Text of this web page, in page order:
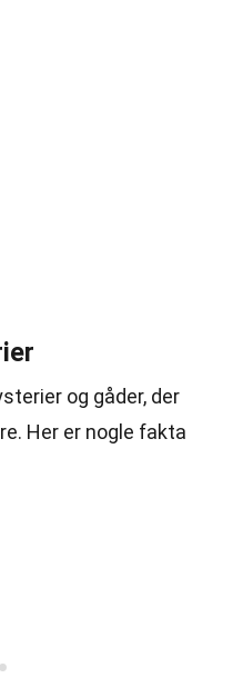
og gåder, der
Her er nogle fakta